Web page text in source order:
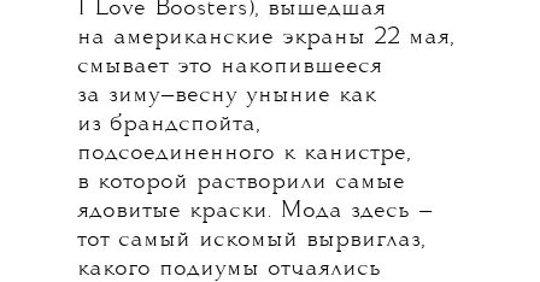
I Love Boosters), вышедшая
на американские экраны 22 мая,
смывает это накопившееся
за зиму—весну уныние как
из брандспойта,
подсоединенного к канистре,
в которой растворили самые
ядовитые краски. Мода здесь —
тот самый искомый вырвиглаз,
какого подиумы отчаялись